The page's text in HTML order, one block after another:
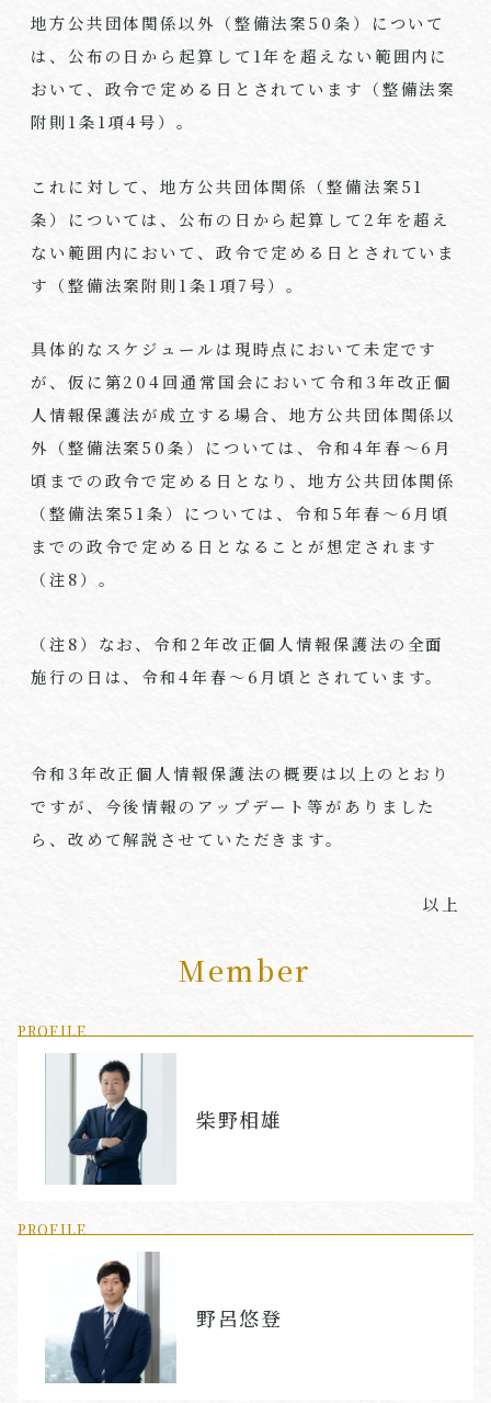
地方公共団体関係以外（整備法案50条）について
は、公布の日から起算して 1年を超えない範囲内に
おいて、政令で定める日とされています（整備法案
附則1 条1 項4号）。
これに対して、地方公共団体関係（整備法案51
条）については、公布の日から起算して 2年を超え
ない範囲内において、政令で定める日とされていま
す（整備法案附則1 条1 項7号）。
具体的なスケジュールは現時点において未定です
が、仮に第204回通常国会において令和 3年改正個
人情報保護法が成立する場合、地方公共団体関係以
外（整備法案50条）については、令和4年春～6 月
頃までの政令で定める日となり、地方公共団体関係
（整備法案51条）については、令和 5年春～6 月頃
までの政令で定める日となることが想定されます
（注8）。
（注8）なお、令和 2年改正個人情報保護法の全面
施行の日は、令和4年春～6 月頃とされています。
令和 3年改正個人情報保護法の概要は以上のとおり
ですが、今後情報のアップデート等がありました
ら、改めて解説させていただきます。
以上
Member
PROFILE
柴野相雄
PROFILE
野呂悠登